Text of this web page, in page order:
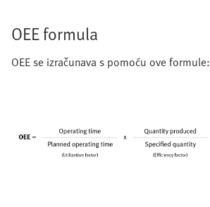
OEE formula
OEE se izračunava s pomoću ove formule: